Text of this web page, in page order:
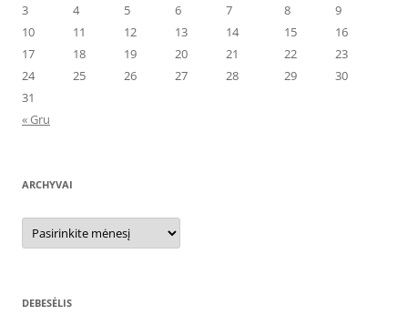
3
4 5 6 7 8
9
10
11 12 13 14 15
16
17
18 19 20 21 22
23
24
25 26 27 28 29
30
31
« Gru
ARCHYVAI
Archyvai
DEBESĖLIS